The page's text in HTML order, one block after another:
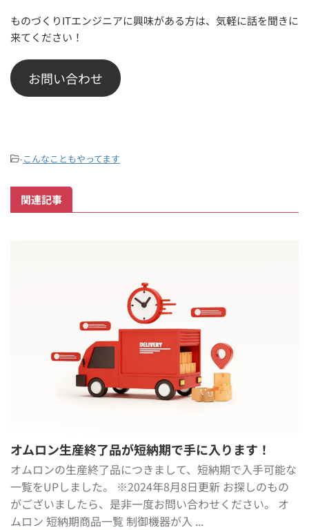
ものづくりITエンジニアに興味がある方は、気軽に話を聞きに
来てください！
お問い合わせ
-こんなこともやってます
関連記事
オムロン生産終了品が短納期で手に入ります！
オムロンの生産終了品につきまして、短納期で入手可能な
一覧をUPしました。 ※2024年8月8日更新 お探しのもの
がございましたら、是非一度お問い合わせください。 オ
ムロン 短納期商品一覧 制御機器が入 ...